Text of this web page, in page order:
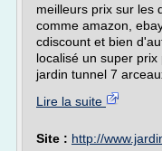
meilleurs prix sur les
comme amazon,
cdiscount et bien
localisé un super
jardin tunnel 7
Lire la suite
Site : http://